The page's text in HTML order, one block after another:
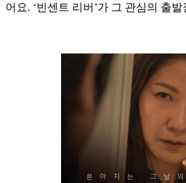
어요. ‘빈센트 리버’가 그 관심의 출